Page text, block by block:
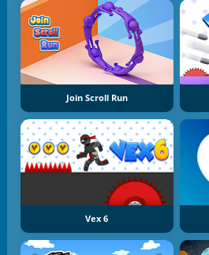
Join Scroll Run
Vex 6